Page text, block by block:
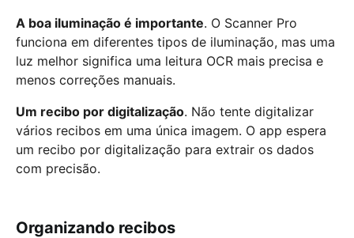
A boa iluminação é importante. O Scanner Pro
funciona em diferentes tipos de iluminação, mas uma
luz melhor significa uma leitura OCR mais precisa e
menos correções manuais.
Um recibo por digitalização. Não tente digitalizar
vários recibos em uma única imagem. O app espera
um recibo por digitalização para extrair os dados
com precisão.
Organizando recibos